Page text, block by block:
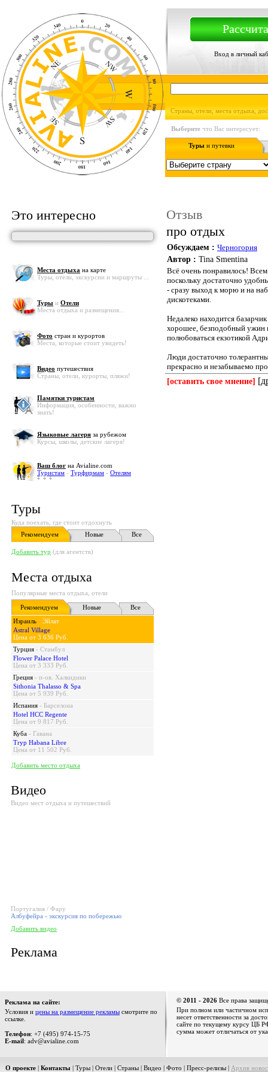
Вход в личный
Страны, отели, места отдыха,
Выберите что Вас интересует:
Туры и путевки
Это интересно
Места отдыха на карте
Туры, отели, экскурсии и маршруты ...
Туры и Отели
Места отдыха и размещения...
Фото стран и курортов
Места, которые стоит увидеть!
Видео путешествия
Страны, отели, курорты, пляжи!
Памятки туристам
Информация, особенности, важно
знать!
Языковые лагеря за рубежом
Курсы, школы, детские лагеря!
Ваш блог на Avialine.com
Туристам - Турфирмам - Отелям
Туры
Куда поехать, где стоит отдохнуть
Рекомендуем
Новые Все
Добавить тур (для агентств)
Места отдыха
Популярные места отдыха, отели
Рекомендуем
Новые
Все
Израиль - Эйлат
Astral Village
Цена от 3 636 Руб.
Турция - Стамбул
Flower Palace Hotel
Цена от 3 333 Руб.
Греция - п-ов. Халкидики
Sithonia Thalasso & Spa
Цена от 5 939 Руб.
Испания - Барселона
Hotel HCC Regente
Цена от 9 817 Руб.
Куба - Гавана
Tryp Habana Libre
Цена от 11 502 Руб.
Добавить место отдыха
Видео
Видео мест отдыха и путешествий
Португалия / Фару
Албуфейра - экскурсия по побережью
Добавить видео
Реклама
Отзыв
про отдых
Обсуждаем : Черногория
Автор : Tina Smentina
Всё очень понравилось!
поскольку достаточно
- сразу выход к морю и на
дискотеками.
Недалеко находится
хорошее, безподобный ужин
полюбоваться екзотикой
Люди достаточно
прекрасно и незабываемо
[оставить свое мнение]
Реклама на сайте:
Условия и цены на размещение рекламы смотрите по
ссылке.
Телефон: +7 (495) 974-15-75
E-mail: adv@avialine.com
© 2011 - 2026 Все права
При полном или частичном
несет ответственности за
сайте по текущему курсу ЦБ
сумма может отличаться от
О проекте | Контакты | Туры | Отели | Страны | Видео | Фото | Пресс-релизы | Архив